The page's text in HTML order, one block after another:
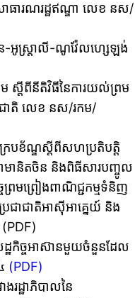
ាធារណរដ្ឋឥណ្ឌា លេខ នស/
ន-អូស្រ្តាលី-ណូវ៉ែលហ្សេឡង់
ម ស្តីពីនីតិវិធីនៃការយល់ព្រម
រជាតិ លេខ នស/រកម/
ក្របខ័ណ្ឌស្តីពីសហប្រតិបត្តិ
ាមានិតចិន និងពិធីសារបញ្ចូល
ព្រមព្រៀងពាណិជ្ជកម្មទំនិញ
ជាជាតិអាស៊ីអាគ្នេយ៍ និង
ដ្ឋកិច្ចអាស៊ានមួយចំនួនដែល
(PDF)
រដ្ឋាភិបាលនៃ